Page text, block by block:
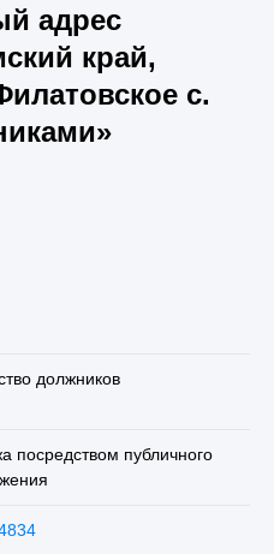
адрес
край,
с.
должников
посредством публичного